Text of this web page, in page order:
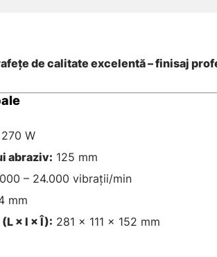
de calitate excelentă – finisaj
270 W
abraziv: 125 mm
– 24.000 vibrații/min
mm
× l × Î): 281 × 111 × 152 mm